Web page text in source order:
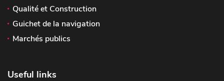
Qualité et Construction
Guichet de la navigation
Marchés publics
Useful links